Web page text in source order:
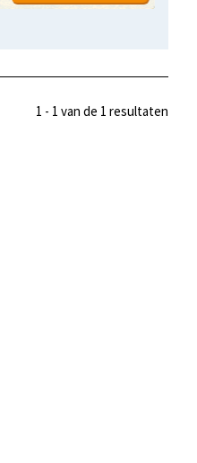
1 - 1 van de 1 resultaten